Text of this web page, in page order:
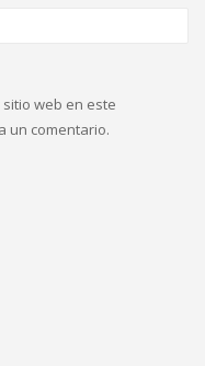
web en este
un comentario.